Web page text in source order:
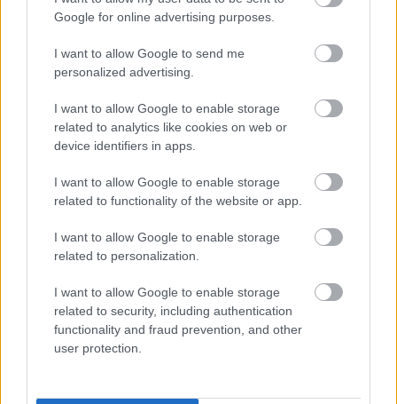
Google for online advertising purposes.
I want to allow Google to send me
personalized advertising.
I want to allow Google to enable storage
related to analytics like cookies on web or
device identifiers in apps.
I want to allow Google to enable storage
related to functionality of the website or app.
I want to allow Google to enable storage
related to personalization.
I want to allow Google to enable storage
related to security, including authentication
functionality and fraud prevention, and other
user protection.
Schnell Ádám és Rhys Ifans régi bajtársak együtt és
bár a walesi aktort jópár hazai színész
megszólaltatta már, szerencsére itt is Schnellre esett
egyre inkább előtérbe kerül, ami számunkra igazi
szerencse, hiszen bármely produkcióban (Family
Guy, Weeds) a maximumot hozza ki karakteréből.
maradhat ki a Pókember rajongók által oly régóta
várt és a korábbi epizódban folyamatosan
Szerencsére a karakter ebben a formában nem
beszél túl sokat, hiszen a hangját már az eredeti
verzióban is inkább agyonpitchelték (az eredeti
hangszint mellé vagy helyett egy sokkal mélyebb,
basszusintenzívebb hangot raktak), ami a 90-es
években még elment, viszont ma már annyira sok
helyen használják (a legkisebb költségvetésű